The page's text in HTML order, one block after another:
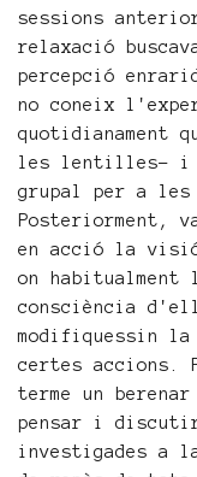
sessions
relaxació
percepció
no coneix
quotidianament
les lentilles- i
grupal per a les
Posteriorment,
en acció la
on habitualment
consciència
modifiquessin la
certes accions.
terme un berenar
pensar i
investigades a